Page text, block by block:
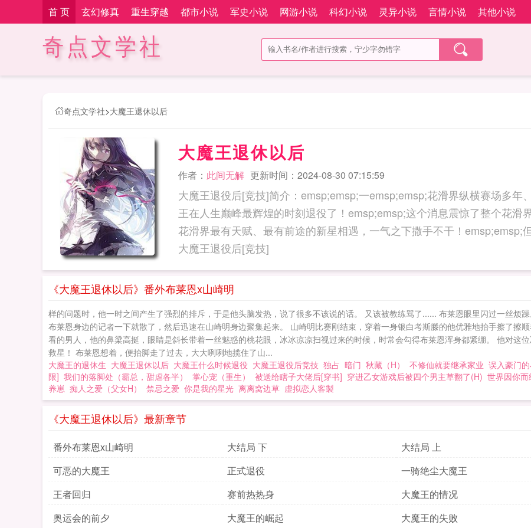
首 页 玄幻修真 重生穿越 都市小说 军史小说 网游小说 科幻小说 灵异小说 言情小说 其他小说
奇点文学社
奇点文学社>大魔王退休以后
大魔王退休以后
作者： 此间无解 更新时间：2024-08-30 07:15:59
大魔王退役后[竞技]简介：emsp;emsp;一emsp;emsp;花滑界纵横赛场多年
王在人生巅峰最辉煌的时刻退役了！emsp;emsp;这个消息震惊了整个花滑
花滑界最有天赋、最有前途的新星相遇，一气之下撒手不干！emsp;emsp;
大魔王退役后[竞技]
《大魔王退休以后》番外布莱恩x山崎明
样的问题时，他一时之间产生了强烈的排斥，于是他头脑发热，说了很多不该说的话。 又该被教练骂了...... 布莱恩眼里闪过一丝烦
布莱恩身边的记者一下就散了，然后迅速在山崎明身边聚集起来。 山崎明比赛刚结束，穿着一身银白考斯滕的他优雅地抬手擦了擦
看的男人，他的鼻梁高挺，眼睛是斜长带着一丝魅惑的桃花眼，冰冰凉凉扫视过来的时候，时常会勾得布莱恩浑身都紧绷。 他对这
救星！ 布莱恩想着，便抬脚走了过去，大大咧咧地揽住了山...
大魔王的退休生 大魔王退休以后 大魔王什么时候退役 大魔王退役后竞技 独占 暗门 秋藏（H） 不修仙就要继承家业 误入豪门
限] 我们的落脚处（霸总，甜虐各半） 掌心宠（重生） 被送给瞎子大佬后[穿书] 穿进乙女游戏后被四个男主草翻了(H) 世界因你而
养崽 痴人之爱（父女H） 禁忌之爱 你是我的星光 离离窝边草 虚拟恋人客製
《大魔王退休以后》最新章节
番外布莱恩x山崎明 大结局 下 大结局 上
可恶的大魔王
正式退役 一骑绝尘大魔王
王者回归
赛前热热身 大魔王的情况
奥运会的前夕
大魔王的崛起 大魔王的失败